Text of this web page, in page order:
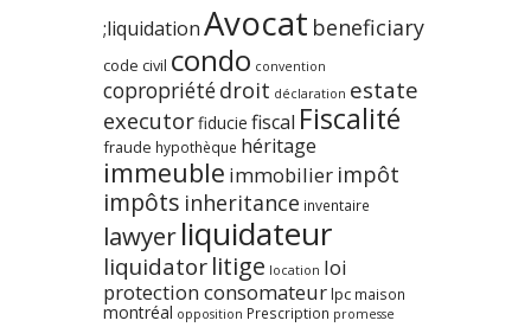
;liquidationAvocat beneficiary
code civil condo convention
copropriétédroit déclaration estate
executorfiducie fiscal Fiscalité
fraude hypothèque héritage
immeuble immobilier impôt
impôts inheritance inventaire
lawyerliquidateur
liquidatorlitige location loi
protection consomateurlpc maison
montréal opposition Prescription promesse